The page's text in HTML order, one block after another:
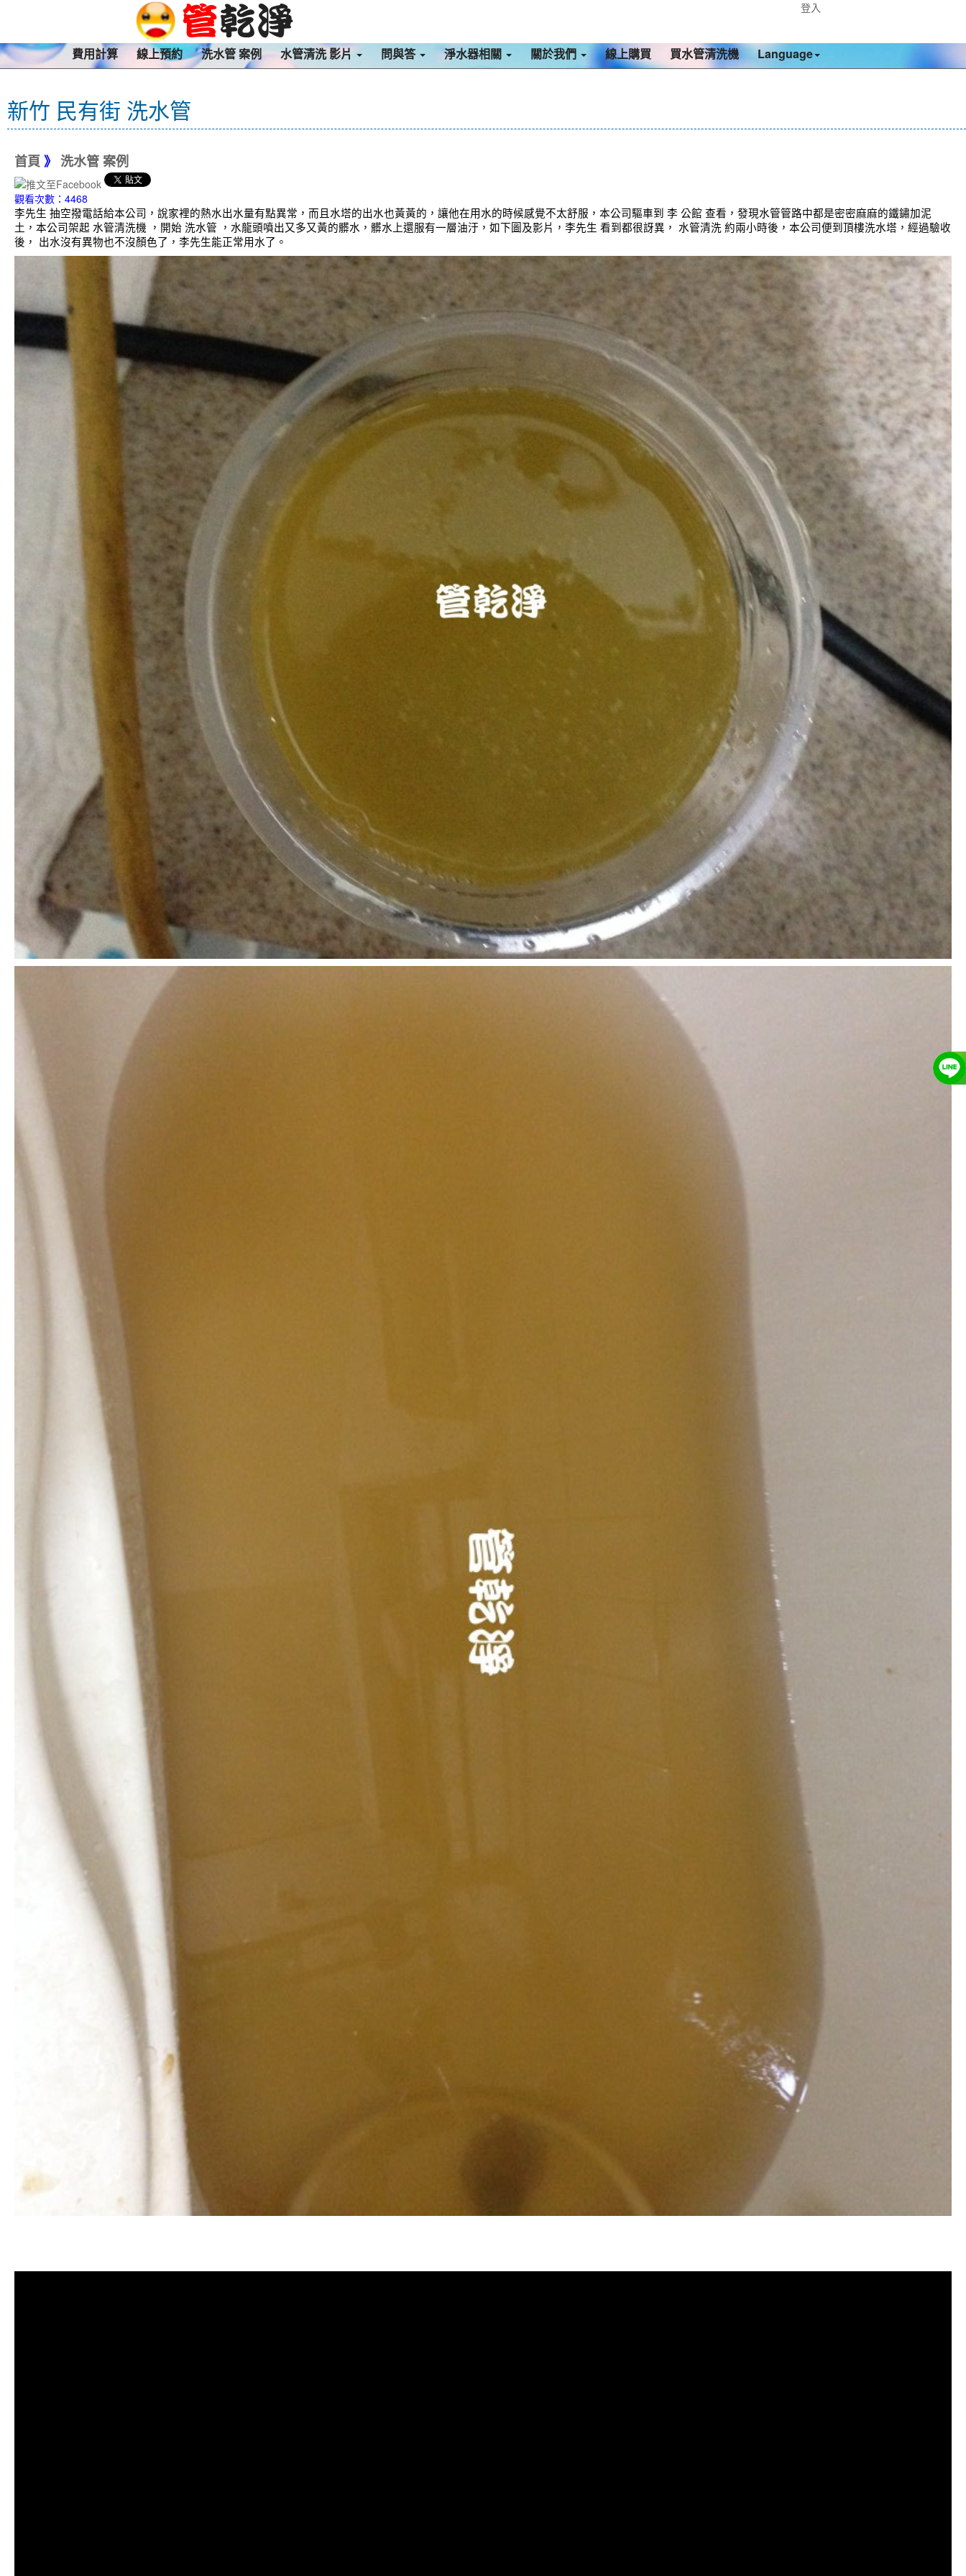
登入
費用計算 線上預約 洗水管 案例 水管清洗 影片 問與答 淨水器相關 關於我們 線上購買 買水管清洗機 Language
新竹 民有街 洗水管
首頁 》 洗水管 案例
觀看次數：4468
李先生 抽空撥電話給本公司，說家裡的熱水出水量有點異常，而且水塔的出水也黃黃的，讓他在用水的時候感覺不太舒服，本公司驅車到 李 公館 查看，發現水管管路中都是密密麻麻的鐵鏽加泥
土，本公司架起 水管清洗機 ，開始 洗水管 ，水龍頭噴出又多又黃的髒水，髒水上還服有一層油汙，如下圖及影片，李先生 看到都很訝異， 水管清洗 約兩小時後，本公司便到頂樓洗水塔，經過驗收
後， 出水沒有異物也不沒顏色了，李先生能正常用水了。